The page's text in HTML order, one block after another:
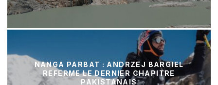
NANGA PARBAT : ANDRZEJ BARGIEL
REFERME LE DERNIER CHAPITRE
PAKISTANAIS